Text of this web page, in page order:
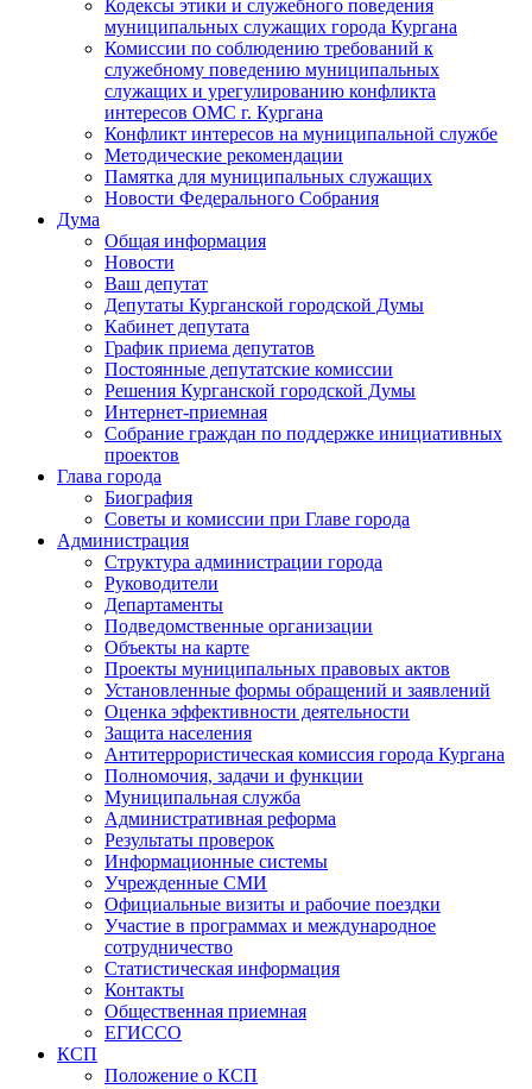
Кодексы этики и служебного поведения
муниципальных служащих города Кургана
Комиссии по соблюдению требований к
служебному поведению муниципальных
служащих и урегулированию конфликта
интересов ОМС г. Кургана
Конфликт интересов на муниципальной службе
Методические рекомендации
Памятка для муниципальных служащих
Новости Федерального Cобрания
Дума
Общая информация
Новости
Ваш депутат
Депутаты Курганской городской Думы
Кабинет депутата
График приема депутатов
Постоянные депутатские комиссии
Решения Курганской городской Думы
Интернет-приемная
Собрание граждан по поддержке инициативных
проектов
Глава города
Биография
Советы и комиссии при Главе города
Администрация
Структура администрации города
Руководители
Департаменты
Подведомственные организации
Объекты на карте
Проекты муниципальных правовых актов
Установленные формы обращений и заявлений
Оценка эффективности деятельности
Защита населения
Антитеррористическая комиссия города Кургана
Полномочия, задачи и функции
Муниципальная служба
Административная реформа
Результаты проверок
Информационные системы
Учрежденные СМИ
Официальные визиты и рабочие поездки
Участие в программах и международное
сотрудничество
Статистическая информация
Контакты
Общественная приемная
ЕГИССО
КСП
Положение о КСП